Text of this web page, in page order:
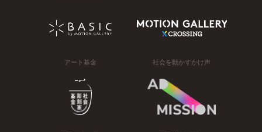
アート基金 社会を動かすかけ声